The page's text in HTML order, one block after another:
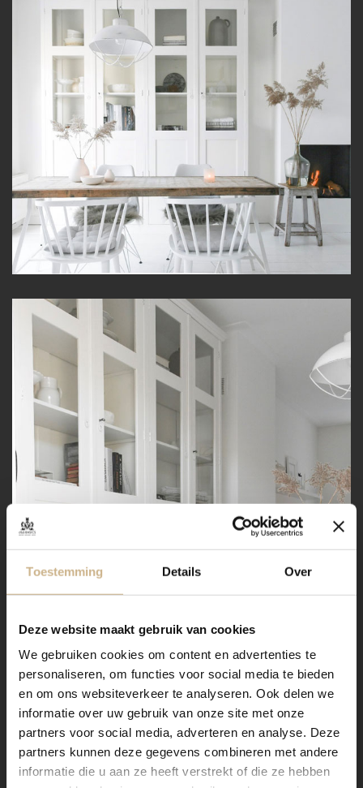
Toestemming Details Over
Deze website maakt gebruik van cookies
We gebruiken cookies om content en advertenties te
personaliseren, om functies voor social media te bieden
en om ons websiteverkeer te analyseren. Ook delen we
informatie over uw gebruik van onze site met onze
partners voor social media, adverteren en analyse. Deze
partners kunnen deze gegevens combineren met andere
informatie die u aan ze heeft verstrekt of die ze hebben